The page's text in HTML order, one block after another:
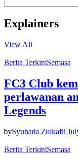
Explainers
View All
Berita TerkiniSemasa
FC3 Club
perlawanan
Legends
bySyuhada Zulkafli
Berita TerkiniSemasa